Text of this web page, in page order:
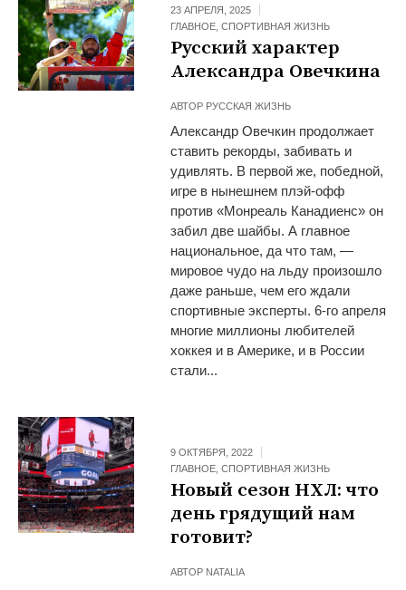
23 АПРЕЛЯ, 2025
ГЛАВНОЕ ,СПОРТИВНАЯ ЖИЗНЬ
Русский характер
Александра Овечкина
АВТОР РУССКАЯ ЖИЗНЬ
Александр Овечкин продолжает
ставить рекорды, забивать и
удивлять. В первой же, победной,
игре в нынешнем плэй-офф
против «Монреаль Канадиенс» он
забил две шайбы. А главное
национальное, да что там, —
мировое чудо на льду произошло
даже раньше, чем его ждали
спортивные эксперты. 6-го апреля
многие миллионы любителей
хоккея и в Америке, и в России
стали...
9 ОКТЯБРЯ, 2022
ГЛАВНОЕ ,СПОРТИВНАЯ ЖИЗНЬ
Новый сезон НХЛ: что
день грядущий нам
готовит?
АВТОР NATALIA